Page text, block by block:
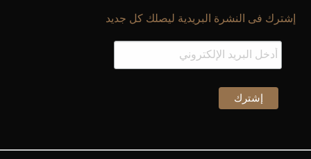
إشترك فى النشرة البريدية ليصلك كل جديد